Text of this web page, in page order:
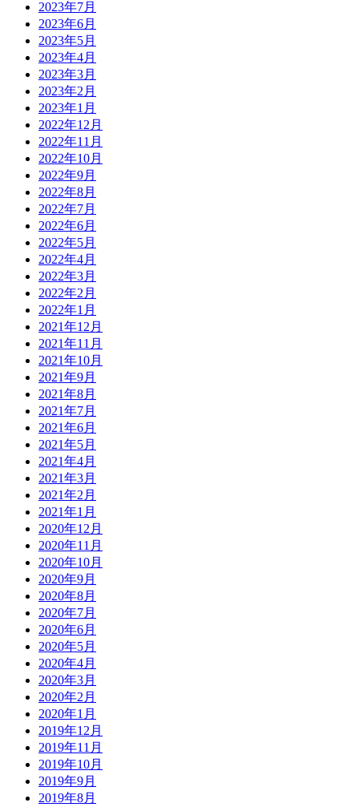
2023年7月
2023年6月
2023年5月
2023年4月
2023年3月
2023年2月
2023年1月
2022年12月
2022年11月
2022年10月
2022年9月
2022年8月
2022年7月
2022年6月
2022年5月
2022年4月
2022年3月
2022年2月
2022年1月
2021年12月
2021年11月
2021年10月
2021年9月
2021年8月
2021年7月
2021年6月
2021年5月
2021年4月
2021年3月
2021年2月
2021年1月
2020年12月
2020年11月
2020年10月
2020年9月
2020年8月
2020年7月
2020年6月
2020年5月
2020年4月
2020年3月
2020年2月
2020年1月
2019年12月
2019年11月
2019年10月
2019年9月
2019年8月